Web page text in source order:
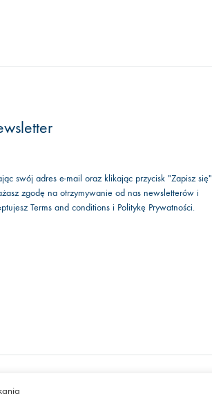
swój adres e-mail oraz klikając przycisk "Zapisz się"
zgodę na otrzymywanie od nas newsletterów i
Terms and conditionsi Politykę Prywatności.